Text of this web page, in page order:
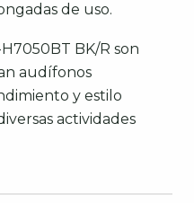
de uso.
BK/R son
audífonos
y estilo
actividades